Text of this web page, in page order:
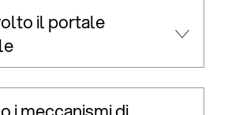
il portale